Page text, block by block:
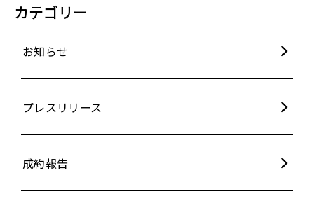
カテゴリー
お知らせ
プレスリリース
成約報告